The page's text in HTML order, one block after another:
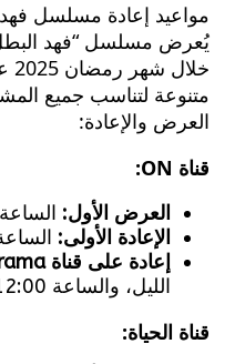
مسلسل “فهد البطل”
خلال شهر
لتناسب جميع المشاهدين.
والإعادة:
العرض الأول:الساعة 9:45 مساءً.
الإعادة الأولى: الساعة 6:45 صباحًا.
إعادة على قناة ON Drama:
الليل، والساعة 12:00 ظهرًا، والساعة 4:30 مساءً.